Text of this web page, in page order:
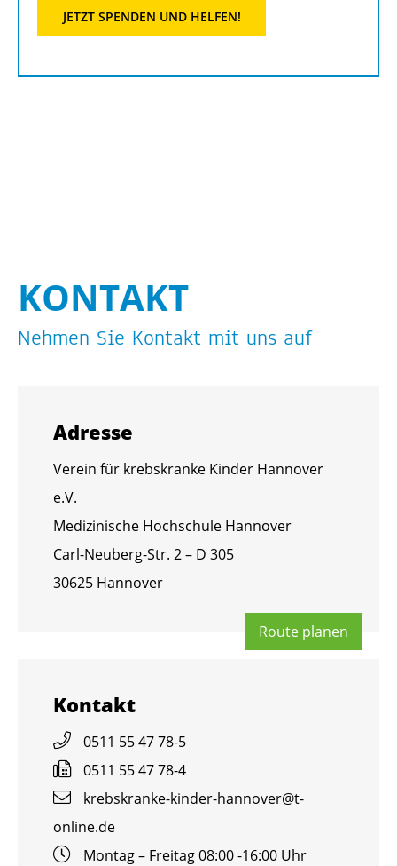
JETZT SPEN­DEN UND HEL­FEN!
KON­TAKT
Neh­men Sie Kon­takt mit uns auf
Adres­se
Ver­ein für krebs­kran­ke Kin­der Han­no­ver
e.V.
Me­di­zi­ni­sche Hoch­schu­le Han­no­ver
Carl-Neu­berg-Str. 2 – D 305
30625 Han­no­ver
Route pla­nen
Kon­takt
0511 55 47 78-5
0511 55 47 78-4
krebs­kran­ke-kin­der-han­no­ver@​t-​
online.​de
Mon­tag – Frei­tag 08:00 -16:00 Uhr